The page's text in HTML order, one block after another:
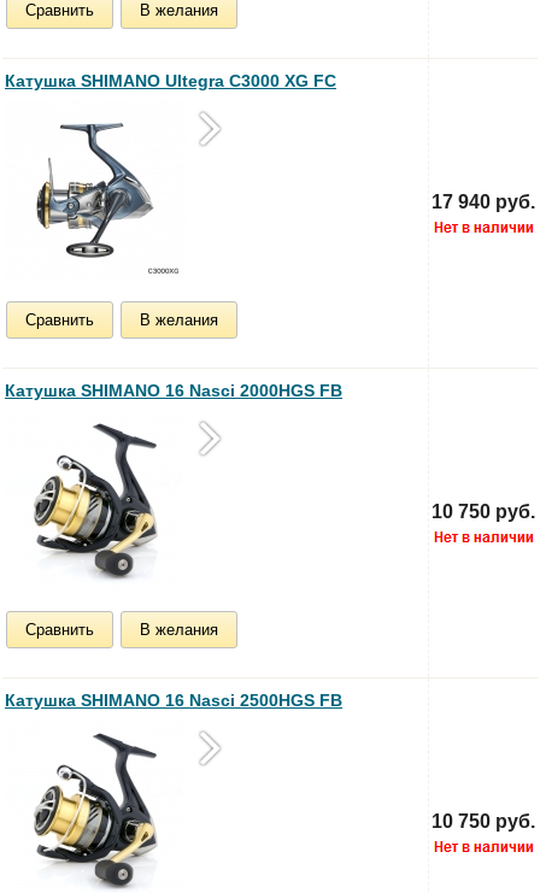
Сравнить В желания
Катушка SHIMANO Ultegra C3000 XG FC
Сравнить В желания
17 940 руб.
Катушка SHIMANO 16 Nasci 2000HGS FB
Сравнить В желания
10 750 руб.
Катушка SHIMANO 16 Nasci 2500HGS FB
10 750 руб.